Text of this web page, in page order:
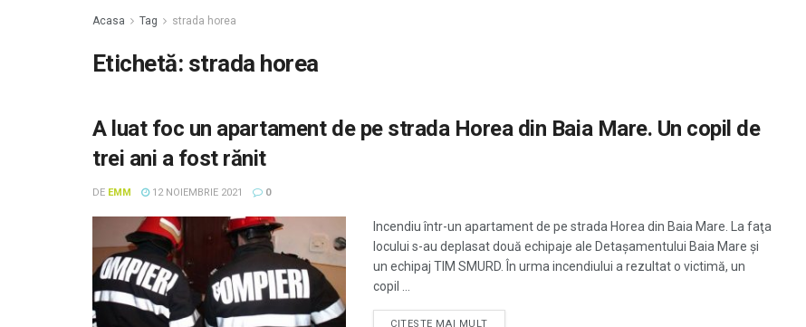
Acasa Tag strada horea
Etichetă: strada horea
A luat foc un apartament de pe strada Horea din Baia Mare. Un copil de
trei ani a fost rănit
DE EMM 12 NOIEMBRIE 2021 0
Incendiu într-un apartament de pe strada Horea din Baia Mare. La faţa
locului s-au deplasat două echipaje ale Detaşamentului Baia Mare şi
un echipaj TIM SMURD. În urma incendiului a rezultat o victimă, un
copil ...
CITESTE MAI MULT